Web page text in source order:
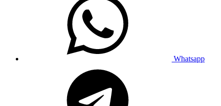
Whatsapp